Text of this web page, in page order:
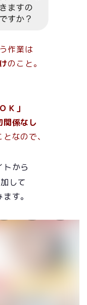
作業は
のこと。
Ｋ」
関係なし
なので、
から
して
す。